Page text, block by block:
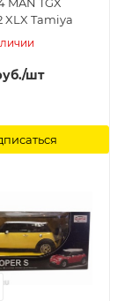
XLX Tamiya
/шт